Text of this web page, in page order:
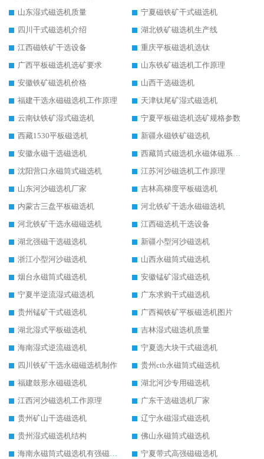
山东湿式磁选机质量
宁夏磁铁矿干式磁选机
四川干式磁选机介绍
湖北铁矿磁选机生产线
江西磁铁矿干选设备
重庆平板磁选机选钛
广西平板磁选机选矿要求
山东铁矿磁选机工作原理
安徽铁矿磁选机价格
山西干选磁选机
福建干选永磁磁选机工作原理
天津钛尾矿湿式磁选机
云南钛铁矿湿式磁选机
宁夏平板磁选机选矿规格参数
西藏1530平板磁选机
新疆永磁铁矿磁选机
安徽永磁干选磁选机
西藏筒式磁选机永磁体磁系设计
沈阳营口永磁筒式磁选机
江苏河沙磁选机工作原理
山东河沙磁选机厂家
吉林高梯度平板磁选机
内蒙古三盘平板磁选机
河北铁矿干选永磁磁选机
河北铁矿干选永磁磁选机
江西磁选机干选设备
湖北强磁干选磁选机
新疆小型河沙磁选机
浙江小型河沙磁选机
山西永磁筒式磁选机
烟台永磁筒式磁选机
安徽锰矿湿式磁选机
宁夏半逆流湿式磁选机
广东求购干式磁选机
贵州锰矿干式磁选机
广西褐铁矿平板磁选机图片
湖北湿式平板磁选机
吉林湿式磁选机质量
海南湿式逆流磁选机
宁夏选大块干式磁选机
四川铁矿干选永磁磁选机制作
贵州ctb永磁筒式磁选机
福建鼓形永磁磁选机
湖北河沙专用磁选机
江西河沙磁选机工作原理
广东干选磁选机厂家
贵州矿山干选磁选机
辽宁永磁湿式磁选机
贵州湿式磁选机结构
佛山永磁筒式磁选机
海南永磁筒式磁选机有强磁的吗
宁夏带式高强磁磁选机